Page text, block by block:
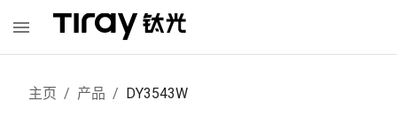
主页 / 产品 / DY3543W